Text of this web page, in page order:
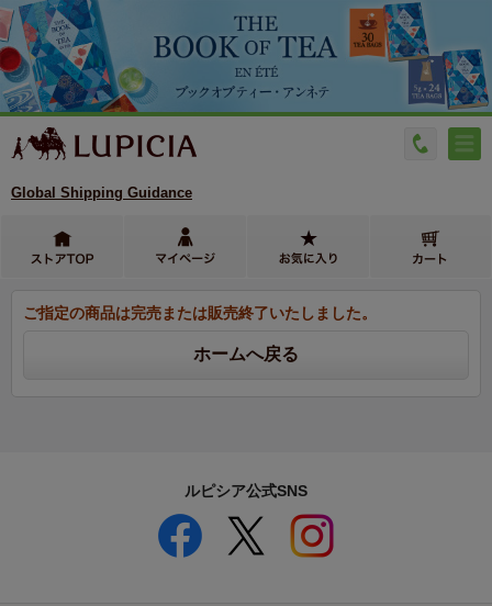
Global Shipping Guidance
ご指定の商品は完売または販売終了いたしました。
ルピシア公式SNS